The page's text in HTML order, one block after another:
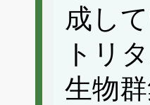
成し
トリ
生物